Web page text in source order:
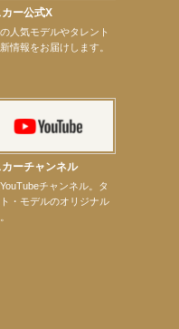
レイO.A.決定
Vol.3」開催決定！
プニングイベント
謙二郎の山カフェ」出演
カー公式X
人気モデルやタレント
情報をお届けします。
カーチャンネル
チャンネル。タ
・モデルのオリジナル